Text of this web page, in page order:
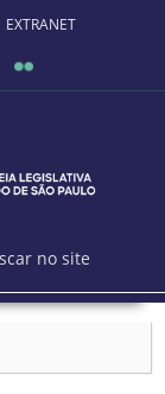
EXTRANET
no site